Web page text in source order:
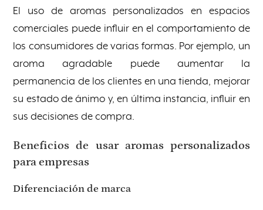
El uso de aromas personalizados en espacios
comerciales puede influir en el comportamiento de
los consumidores de varias formas. Por ejemplo, un
aroma agradable puede aumentar la
permanencia de los clientes en una tienda, mejorar
su estado de ánimo y, en última instancia, influir en
sus decisiones de compra.
Beneficios de usar aromas personalizados
para empresas
Diferenciación de marca